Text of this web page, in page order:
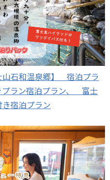
山石和温泉郷】 宿泊プラ
ラン宿泊プラン、 富士
宿泊プラン